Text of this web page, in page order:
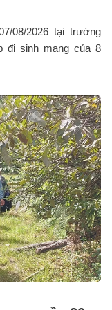
08/2026 tại trường
đi sinh mạng của 8